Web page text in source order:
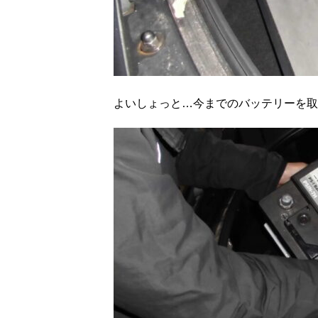
よいしょっと…今までのバッテリーを